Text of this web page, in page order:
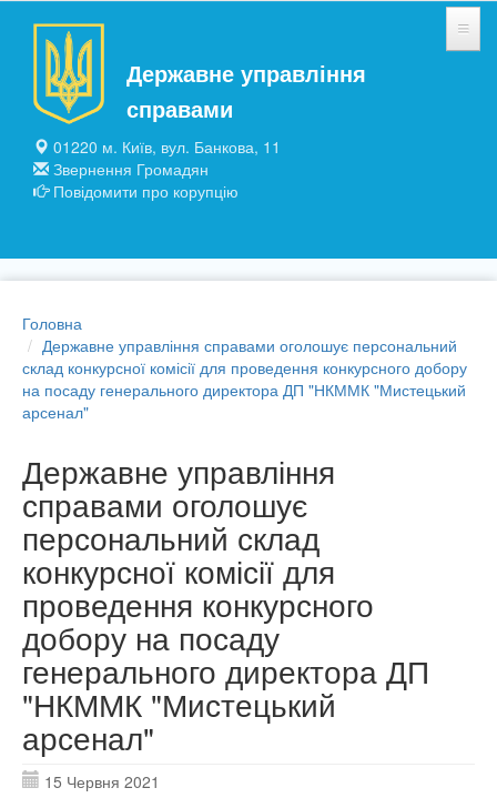
Державне управління
справами
01220 м. Київ, вул. Банкова, 11
Звернення Громадян
Повідомити про корупцію
НОВИНИ
ЗАГАЛЬНІ ВІДОМОСТІ
ПІДПРИЄМСТВА ТА УСТАНОВИ
Головна
Державне управління справами оголошує персональний
склад конкурсної комісії для проведення конкурсного добору
на посаду генерального директора ДП "НКММК "Мистецький
арсенал"
Державне управління
справами оголошує
персональний склад
конкурсної комісії для
проведення конкурсного
добору на посаду
генерального директора ДП
"НКММК "Мистецький
арсенал"
15 Червня 2021